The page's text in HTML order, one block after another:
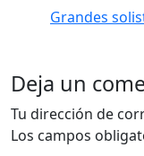
Grandes
Deja un
Tu dirección de
Los campos